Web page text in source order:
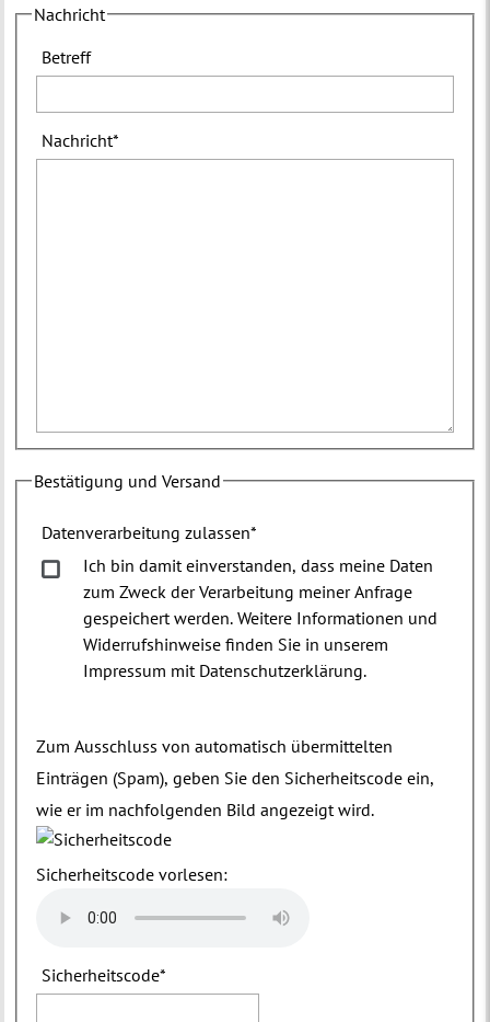
Nachricht
Betreff
Nachricht*
Bestätigung und Versand
Datenverarbeitung zulassen*
Ich bin damit einverstanden, dass meine Daten
zum Zweck der Verarbeitung meiner Anfrage
gespeichert werden. Weitere Informationen und
Widerrufshinweise finden Sie in unserem
Impressum mit Datenschutzerklärung.
Zum Ausschluss von automatisch übermittelten
Einträgen (Spam), geben Sie den Sicherheitscode ein,
wie er im nachfolgenden Bild angezeigt wird.
Sicherheitscode vorlesen:
Sicherheitscode*